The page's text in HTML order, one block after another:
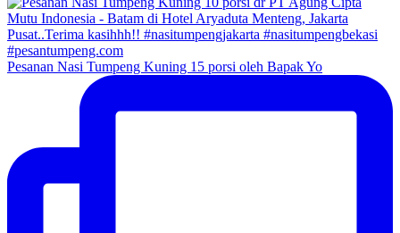
Pesanan Nasi Tumpeng Kuning 15 porsi oleh Bapak Yo